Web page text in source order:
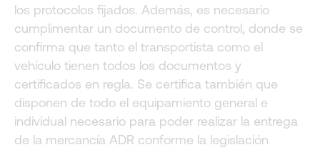
los protocolos fijados. Además, es necesario
cumplimentar un documento de control, donde se
confirma que tanto el transportista como el
vehículo tienen todos los documentos y
certificados en regla. Se certifica también que
disponen de todo el equipamiento general e
individual necesario para poder realizar la entrega
de la mercancía ADR conforme la legislación